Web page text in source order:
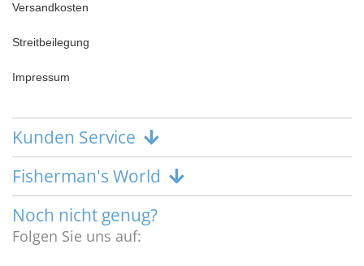
Versandkosten
Streitbeilegung
Impressum
Kunden Service
Fisherman's World
Noch nicht genug?
Folgen Sie uns auf: